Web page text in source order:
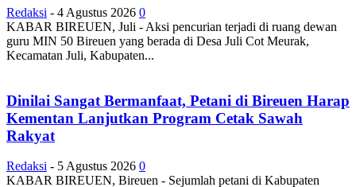
Redaksi - 4 Agustus 2026 0
KABAR BIREUEN, Juli - Aksi pencurian terjadi di ruang dewan
guru MIN 50 Bireuen yang berada di Desa Juli Cot Meurak,
Kecamatan Juli, Kabupaten...
Dinilai Sangat Bermanfaat, Petani di Bireuen Harap
Kementan Lanjutkan Program Cetak Sawah
Rakyat
Redaksi - 5 Agustus 2026 0
KABAR BIREUEN, Bireuen - Sejumlah petani di Kabupaten